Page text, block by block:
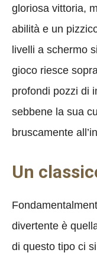
gloriosa vittoria,
abilità e un
livelli a schermo
gioco riesce
profondi pozzi di
sebbene la sua
bruscamente
Un
divertente è
di questo tipo ci